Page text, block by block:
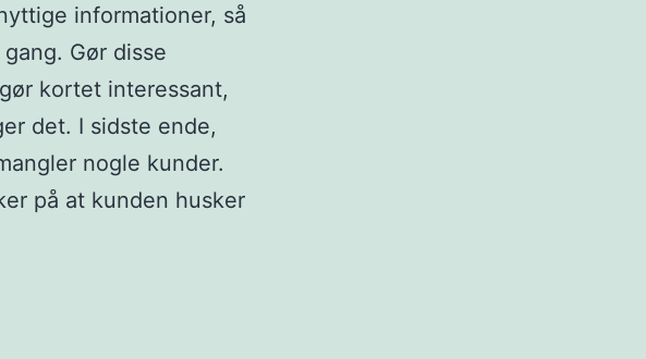
informationer, så
Gør disse
kortet interessant,
det. I sidste ende,
nogle kunder.
på at kunden husker